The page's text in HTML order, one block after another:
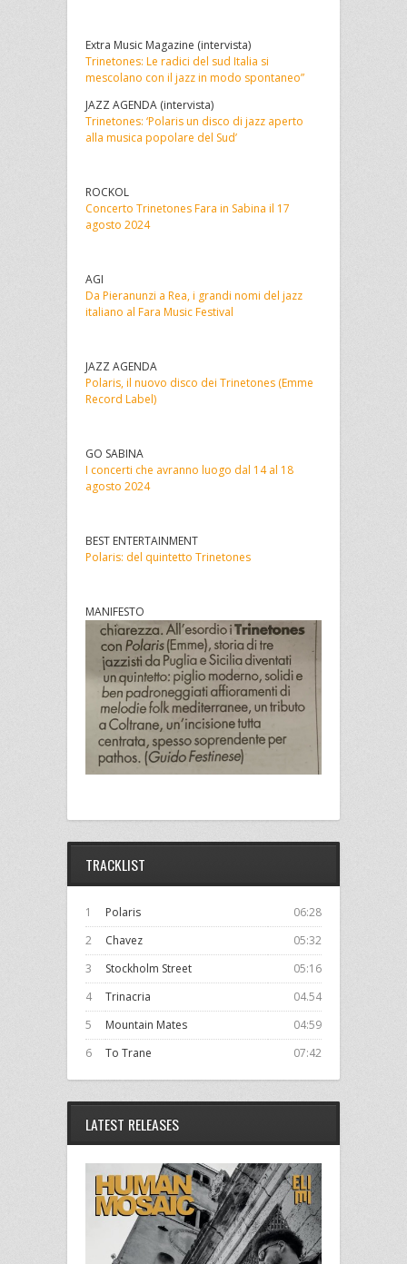
Extra Music Magazine (intervista)
Trinetones: Le radici del sud Italia si
mescolano con il jazz in modo spontaneo”
JAZZ AGENDA (intervista)
Trinetones: ‘Polaris un disco di jazz aperto
alla musica popolare del Sud’
ROCKOL
Concerto Trinetones Fara in Sabina il 17
agosto 2024
AGI
Da Pieranunzi a Rea, i grandi nomi del jazz
italiano al Fara Music Festival
JAZZ AGENDA
Polaris, il nuovo disco dei Trinetones (Emme
Record Label)
GO SABINA
I concerti che avranno luogo dal 14 al 18
agosto 2024
BEST ENTERTAINMENT
Polaris: del quintetto Trinetones
MANIFESTO
TRACKLIST
1 Polaris
06:28
2
Chavez
05:32
3
Stockholm Street
05:16
4
Trinacria
04.54
5
Mountain Mates
04:59
6
To Trane 07:42
LATEST RELEASES